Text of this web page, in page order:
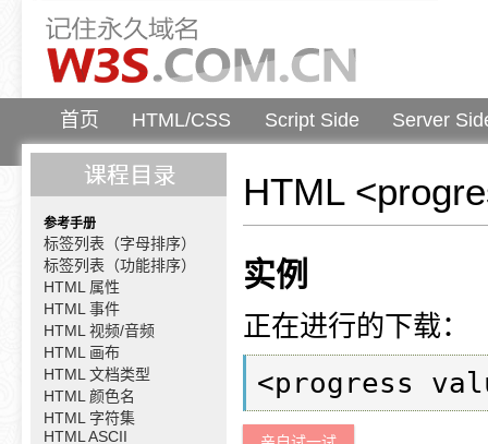
首页 HTML/CSS Script Side Server
参考手册
标签列表（字母排序）
标签列表（功能排序）
HTML 属性
HTML 事件
HTML 视频/音频
HTML 画布
HTML 文档类型
HTML 颜色名
HTML 字符集
HTML ASCII
HTML
实例
正在进行的下载：